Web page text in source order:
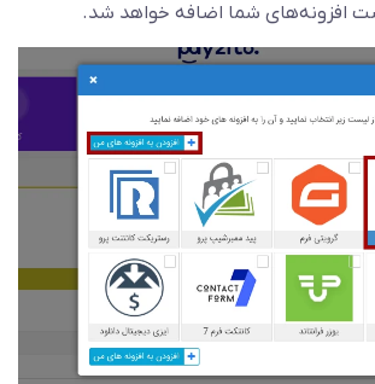
افزونه‌های شما اضافه خواهد شد.